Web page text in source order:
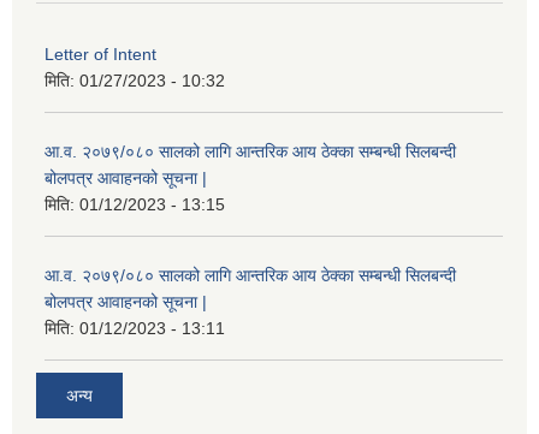
Letter of Intent
मिति: 01/27/2023 - 10:32
आ.व. २०७९/०८० सालको लागि आन्तरिक आय ठेक्का सम्बन्धी सिलबन्दी
बोलपत्र आवाहनको सूचना |
मिति: 01/12/2023 - 13:15
आ.व. २०७९/०८० सालको लागि आन्तरिक आय ठेक्का सम्बन्धी सिलबन्दी
बोलपत्र आवाहनको सूचना |
मिति: 01/12/2023 - 13:11
अन्य